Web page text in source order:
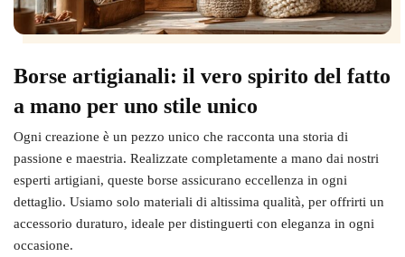
Borse artigianali: il vero spirito del fatto
a mano per uno stile unico
Ogni creazione è un pezzo unico che racconta una storia di
passione e maestria. Realizzate completamente a mano dai nostri
esperti artigiani, queste borse assicurano eccellenza in ogni
dettaglio. Usiamo solo materiali di altissima qualità, per offrirti un
accessorio duraturo, ideale per distinguerti con eleganza in ogni
occasione.